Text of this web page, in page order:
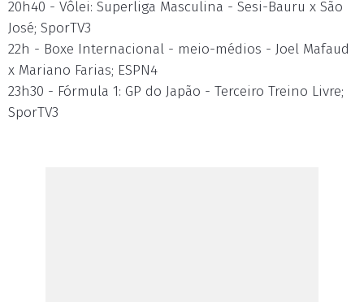
20h40 - Vôlei: Superliga Masculina - Sesi-Bauru x São
José; SporTV3
22h - Boxe Internacional - meio-médios - Joel Mafaud
x Mariano Farias; ESPN4
23h30 - Fórmula 1: GP do Japão - Terceiro Treino Livre;
SporTV3